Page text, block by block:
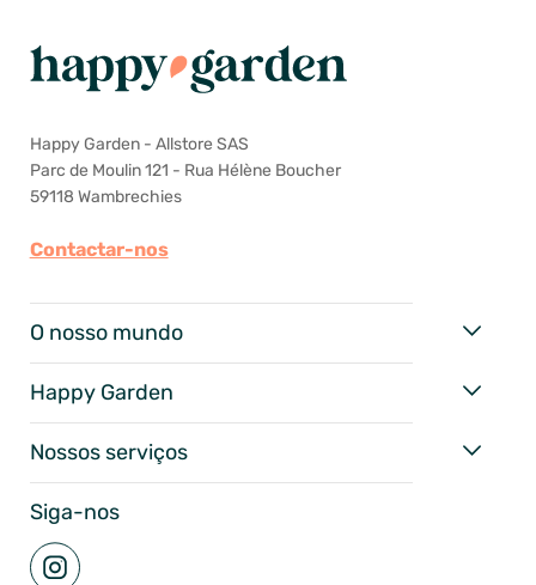
Happy Garden - Allstore SAS
Parc de Moulin 121 - Rua Hélène Boucher
59118 Wambrechies
Contactar-nos
O nosso mundo
Happy Garden
Nossos serviços
Siga-nos